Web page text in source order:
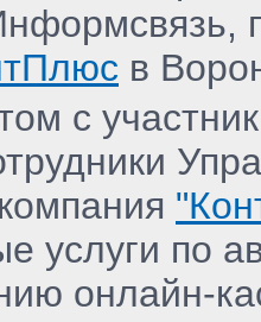
в
с
услуги по
онлайн-